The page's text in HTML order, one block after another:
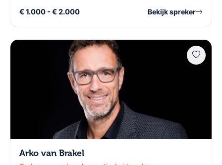
€ 1.000 - € 2.000 Bekijk spreker
Arko van Brakel